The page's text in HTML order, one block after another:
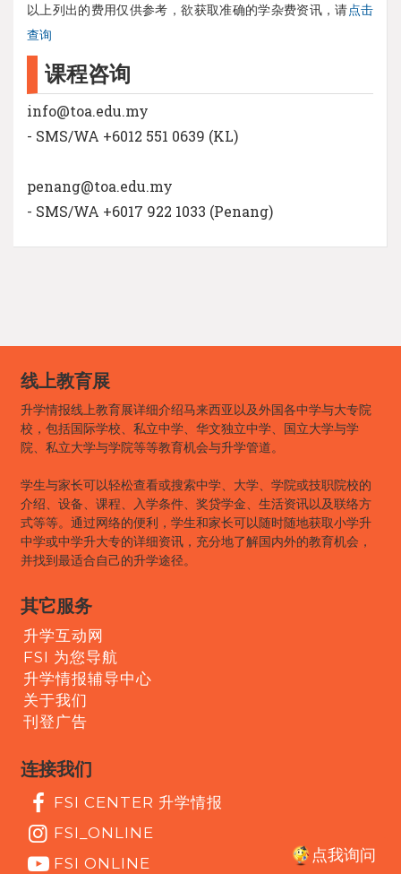
以上列出的费用仅供参考，欲获取准确的学杂费资讯，请点击
查询
课程咨询
info@toa.edu.my
- SMS/WA +6012 551 0639 (KL)
penang@toa.edu.my
- SMS/WA +6017 922 1033 (Penang)
点我询问
线上教育展
升学情报线上教育展详细介绍马来西亚以及外国各中学与大专院
校，包括国际学校、私立中学、华文独立中学、国立大学与学
院、私立大学与学院等等教育机会与升学管道。
学生与家长可以轻松查看或搜索中学、大学、学院或技职院校的
介绍、设备、课程、入学条件、奖贷学金、生活资讯以及联络方
式等等。通过网络的便利，学生和家长可以随时随地获取小学升
中学或中学升大专的详细资讯，充分地了解国内外的教育机会，
并找到最适合自己的升学途径。
其它服务
升学互动网
FSI 为您导航
升学情报辅导中心
关于我们
刊登广告
连接我们
FSI CENTER 升学情报
FSI_ONLINE
FSI ONLINE